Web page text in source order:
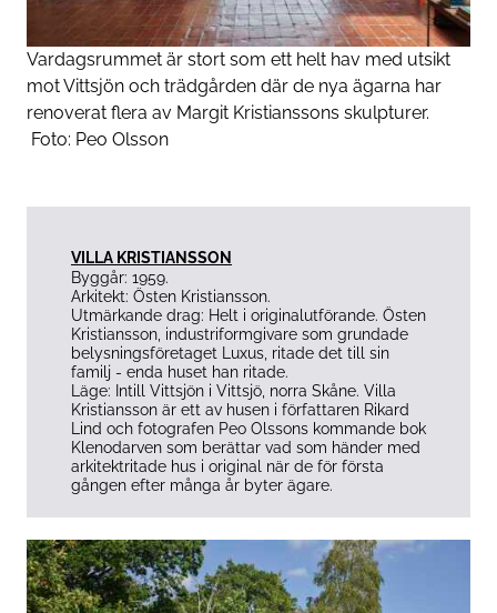
Vardagsrummet är stort som ett helt hav med utsikt
mot Vittsjön och trädgården där de nya ägarna har
renoverat flera av Margit Kristianssons skulpturer.
Foto: Peo Olsson
VILLA KRISTIANSSON
Byggår: 1959.
Arkitekt: Östen Kristiansson.
Utmärkande drag: Helt i original­utförande. Östen
Kristiansson, industriformgivare som grundade
belysningsföretaget Luxus, ritade det till sin
familj - enda huset han ritade.
Läge: Intill Vittsjön i Vittsjö, norra Skåne. Villa
Kristiansson är ett av husen i författaren Rikard
Lind och fotografen Peo Olssons kommande bok
Klenodarven som berättar vad som händer med
arkitektritade hus i original när de för första
gången efter många år byter ägare.